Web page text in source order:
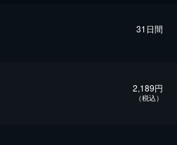
31日間
2,189円
（税込）